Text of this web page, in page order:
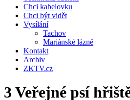
Chci kabelovku
Chci být vidět
Vysílání
Tachov
Mariánské lázně
Kontakt
Archiv
ZKTV.cz
3 Veřejné psí